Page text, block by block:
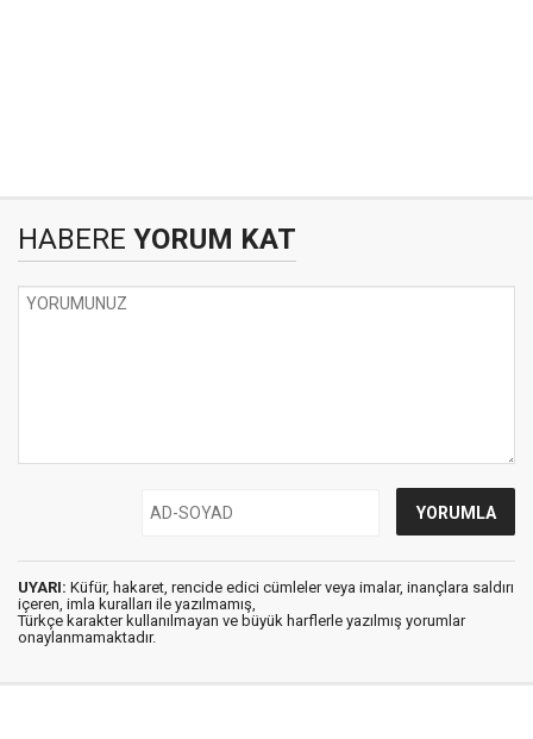
HABERE YORUM KAT
UYARI: Küfür, hakaret, rencide edici cümleler veya imalar, inançlara saldırı
içeren, imla kuralları ile yazılmamış,
Türkçe karakter kullanılmayan ve büyük harflerle yazılmış yorumlar
onaylanmamaktadır.